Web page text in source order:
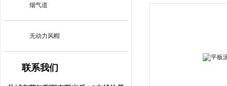
烟气道
无动力风帽
联系我们